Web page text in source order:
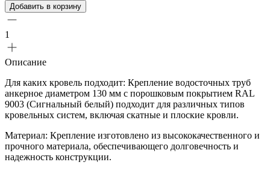
Добавить в корзину
1
Описание
Для каких кровель подходит: Крепление водосточных труб
анкерное диаметром 130 мм с порошковым покрытием RAL
9003 (Сигнальный белый) подходит для различных типов
кровельных систем, включая скатные и плоские кровли.
Материал: Крепление изготовлено из высококачественного и
прочного материала, обеспечивающего долговечность и
надежность конструкции.